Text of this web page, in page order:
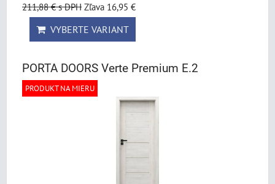
211,88 €s DPH Zľava 16,95 €
VYBERTE VARIANT
PORTA DOORS Verte Premium E.2
PRODUKT NA MIERU